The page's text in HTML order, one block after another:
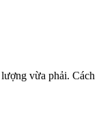
vừa phải. Cách